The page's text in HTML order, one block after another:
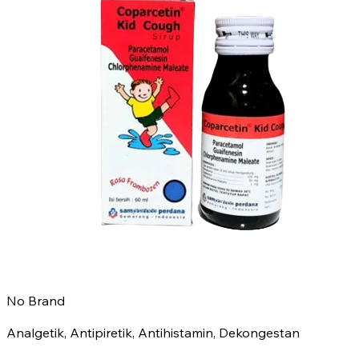
No Brand
Analgetik, Antipiretik, Antihistamin, Dekongestan